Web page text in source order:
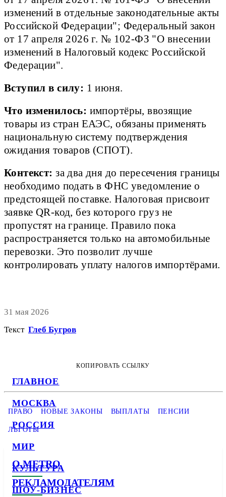
ГЛАВНОЕ
МОСКВА
РОССИЯ
МИР
КУЛЬТУРА
ШОУ-БИЗНЕС
изменений в отдельные законодательные акты
Российской Федерации"; Федеральный закон
от 17 апреля 2026 г. № 102-ФЗ "О внесении
изменений в Налоговый кодекс Российской
Федерации".
Вступил в силу: 1 июня.
Что изменилось: импортёры, ввозящие
товары из стран ЕАЭС, обязаны применять
национальную систему подтверждения
ожидания товаров (СПОТ).
Контекст: за два дня до пересечения границы
необходимо подать в ФНС уведомление о
предстоящей поставке. Налоговая присвоит
заявке QR-код, без которого груз не
пропустят на границе. Правило пока
распространяется только на автомобильные
перевозки. Это позволит лучше
контролировать уплату налогов импортёрами.
31 мая 2026
Текст Глеб Бугров
КОПИРОВАТЬ ССЫЛКУ
ПРАВО НОВЫЕ ЗАКОНЫ ВЫПЛАТЫ ПЕНСИИ
ЛЬГОТЫ
О METRO
РЕКЛАМОДАТЕЛЯМ